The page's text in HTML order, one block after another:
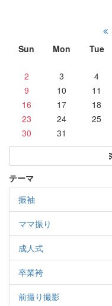
Sun
Mon Tue
2
3 4
9
10 11
16
17 18
23
24 25
30
31
テーマ
振袖
ママ振り
成人式
卒業袴
前撮り撮影